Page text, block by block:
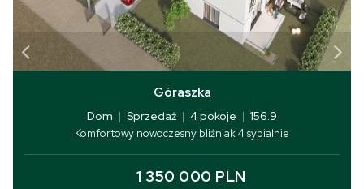
Góraszka
Dom | Sprzedaż | 4 pokoje | 156.9
Komfortowy nowoczesny bliźniak 4 sypialnie
1 350 000 PLN